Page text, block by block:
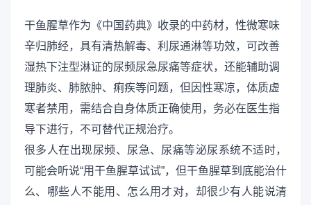
干鱼腥草作为《中国药典》收录的中药材，性微寒味
辛归肺经，具有清热解毒、利尿通淋等功效，可改善
湿热下注型淋证的尿频尿急尿痛等症状，还能辅助调
理肺炎、肺脓肿、痢疾等问题，但因性寒凉，体质虚
寒者禁用，需结合自身体质正确使用，务必在医生指
导下进行，不可替代正规治疗。
很多人在出现尿频、尿急、尿痛等泌尿系统不适时，
可能会听说“用干鱼腥草试试”，但干鱼腥草到底能治什
么、哪些人不能用、怎么用才对，却很少有人能说清